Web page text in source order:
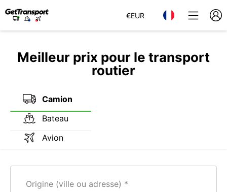
€EUR
Meilleur prix pour le transport
routier
Camion
Bateau
Avion
Origine (ville ou adresse)